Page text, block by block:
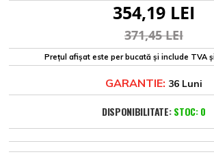
354,19 LEI
371,45 LEI
Prețul afișat este per bucată și include TVA
GARANTIE: 36 Luni
DISPONIBILITATE: STOC: 0